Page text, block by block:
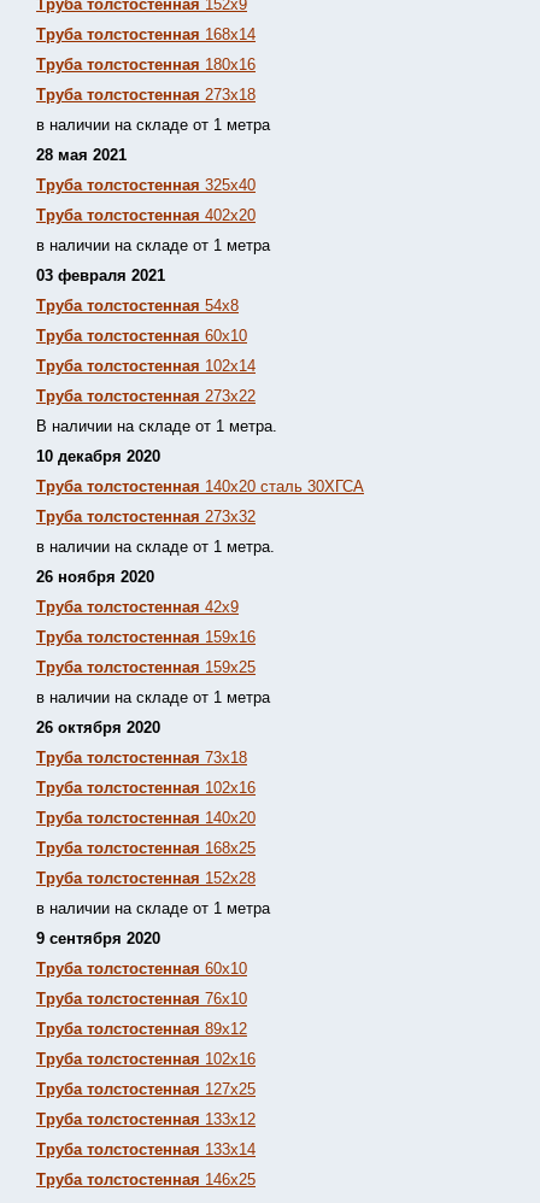
Труба толстостенная 152х9
Труба толстостенная 168х14
Труба толстостенная 180х16
Труба толстостенная 273х18
в наличии на складе от 1 метра
28 мая 2021
Труба толстостенная 325х40
Труба толстостенная 402х20
в наличии на складе от 1 метра
03 февраля 2021
Труба толстостенная 54х8
Труба толстостенная 60х10
Труба толстостенная 102х14
Труба толстостенная 273х22
В наличии на складе от 1 метра.
10 декабря 2020
Труба толстостенная 140х20 сталь 30ХГСА
Труба толстостенная 273х32
в наличии на складе от 1 метра.
26 ноября 2020
Труба толстостенная 42х9
Труба толстостенная 159х16
Труба толстостенная 159х25
в наличии на складе от 1 метра
26 октября 2020
Труба толстостенная 73х18
Труба толстостенная 102х16
Труба толстостенная 140х20
Труба толстостенная 168х25
Труба толстостенная 152х28
в наличии на складе от 1 метра
9 сентября 2020
Труба толстостенная 60х10
Труба толстостенная 76х10
Труба толстостенная 89х12
Труба толстостенная 102х16
Труба толстостенная 127х25
Труба толстостенная 133х12
Труба толстостенная 133х14
Труба толстостенная 146х25